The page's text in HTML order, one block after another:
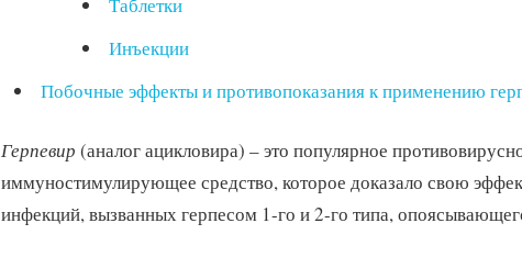
Инъекции
Побочные эффекты и противопоказания к применению
Герпевир (аналог ацикловира) – это популярное
иммуностимулирующее средство, которое доказало свою
инфекций, вызванных герпесом 1-го и 2-го типа,